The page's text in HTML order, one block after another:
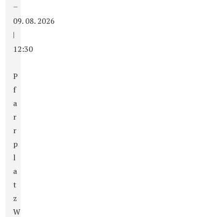
–
09. 08. 2026
|
12:30
P
f
a
r
r
p
l
a
t
z
W